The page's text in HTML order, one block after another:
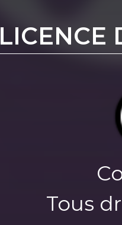
LICENCE
Tous